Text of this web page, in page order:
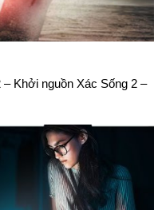
Khởi nguồn Xác Sống 2 –